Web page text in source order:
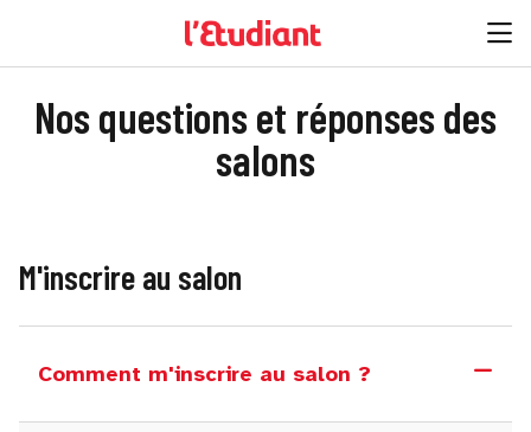
Nos questions et réponses des
salons
M'inscrire au salon
Comment m'inscrire au salon ?